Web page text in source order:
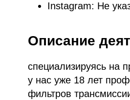
Instagram: Не
Описание
специализируясь на
у нас уже 18 лет
фильтров